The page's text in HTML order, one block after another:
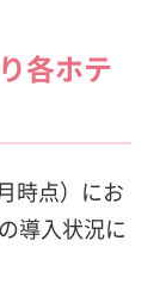
各ホテ
時点）にお
導入状況に